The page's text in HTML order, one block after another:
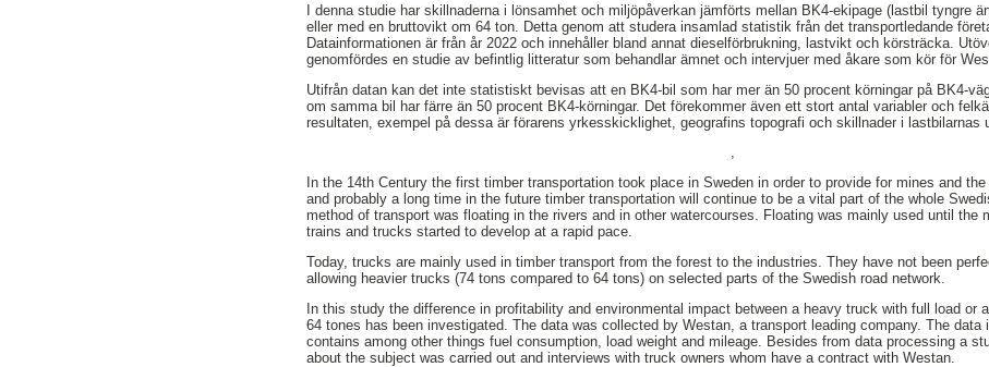
I denna studie har skillnaderna i lönsamhet och miljöpåverkan jämförts mellan BK4-ekipage (lastbil tyngre
eller med en bruttovikt om 64 ton. Detta genom att studera insamlad statistik från det transportledande
Datainformationen är från år 2022 och innehåller bland annat dieselförbrukning, lastvikt och körsträcka.
genomfördes en studie av befintlig litteratur som behandlar ämnet och intervjuer med åkare som kör för
Utifrån datan kan det inte statistiskt bevisas att en BK4-bil som har mer än 50 procent körningar på BK4-
om samma bil har färre än 50 procent BK4-körningar. Det förekommer även ett stort antal variabler och
resultaten, exempel på dessa är förarens yrkesskicklighet, geografins topografi och skillnader i lastbilarnas
,
In the 14th Century the first timber transportation took place in Sweden in order to provide for mines and
and probably a long time in the future timber transportation will continue to be a vital part of the whole
method of transport was floating in the rivers and in other watercourses. Floating was mainly used until the
trains and trucks started to develop at a rapid pace.
Today, trucks are mainly used in timber transport from the forest to the industries. They have not been
allowing heavier trucks (74 tons compared to 64 tons) on selected parts of the Swedish road network.
In this study the difference in profitability and environmental impact between a heavy truck with full load or
64 tones has been investigated. The data was collected by Westan, a transport leading company. The data
contains among other things fuel consumption, load weight and mileage. Besides from data processing a
about the subject was carried out and interviews with truck owners whom have a contract with Westan.